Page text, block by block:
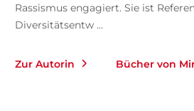
Rassismus engagiert. Sie ist
Diversitätsentw ...
Zur Autorin Bücher von